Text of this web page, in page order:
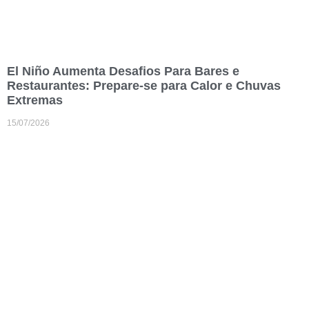
El Niño Aumenta Desafios Para Bares e
Restaurantes: Prepare-se para Calor e Chuvas
Extremas
15/07/2026